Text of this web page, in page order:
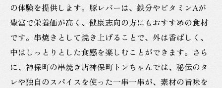
の体験を提供します。豚レバーは、鉄分やビタミンAが
豊富で栄養価が高く、健康志向の方にもおすすめの食材
です。串焼きとして焼き上げることで、外は香ばしく、
中はしっとりとした食感を楽しむことができます。さら
に、神保町の串焼き店神保町トンちゃんでは、秘伝のタ
レや独自のスパイスを使った一串一串が、素材の旨味を